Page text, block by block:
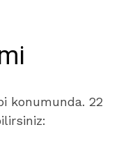
konumunda. 22